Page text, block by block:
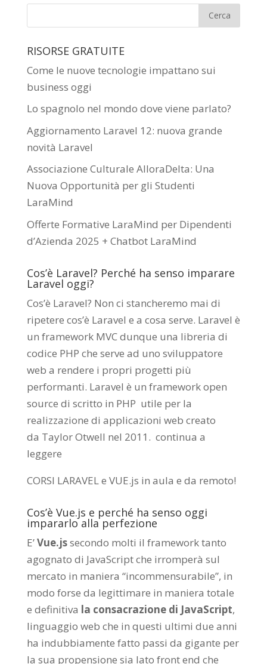
RISORSE GRATUITE
Come le nuove tecnologie impattano sui
business oggi
Lo spagnolo nel mondo dove viene parlato?
Aggiornamento Laravel 12: nuova grande
novità Laravel
Associazione Culturale AlloraDelta: Una
Nuova Opportunità per gli Studenti
LaraMind
Offerte Formative LaraMind per Dipendenti
d’Azienda 2025 + Chatbot LaraMind
Cos’è Laravel? Perché ha senso imparare
Laravel oggi?
Cos’è Laravel? Non ci stancheremo mai di
ripetere cos’è Laravel e a cosa serve. Laravel è
un framework MVC dunque una libreria di
codice PHP che serve ad uno sviluppatore
web a rendere i propri progetti più
performanti. Laravel è un framework open
source di scritto in PHP utile per la
realizzazione di applicazioni web creato
da Taylor Otwell nel 2011. continua a
leggere
CORSI LARAVEL e VUE.js in aula e da remoto!
Cos’è Vue.js e perché ha senso oggi
impararlo alla perfezione
E’Vue.jssecondo molti il framework tanto
agognato di JavaScript che irromperà sul
mercato in maniera “incommensurabile”, in
modo forse da legittimare in maniera totale
e definitiva la consacrazione di JavaScript,
linguaggio web che in questi ultimi due anni
ha indubbiamente fatto passi da gigante per
la sua propensione sia lato front end che